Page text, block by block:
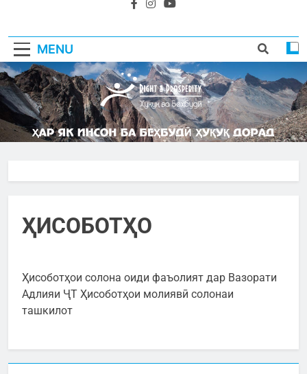
MENU
ҲИСОБОТҲО
Ҳисоботҳои солона оиди фаъолият дар Вазорати
Адлияи ҶТ Ҳисоботҳои молиявӣ солонаи
ташкилот